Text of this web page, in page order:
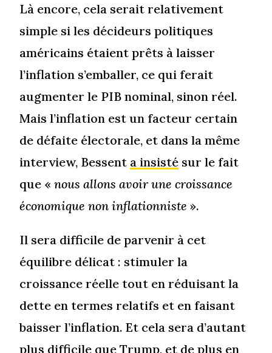
Là encore, cela serait relativement
simple si les décideurs politiques
américains étaient prêts à laisser
l’inflation s’emballer, ce qui ferait
augmenter le PIB nominal, sinon réel.
Mais l’inflation est un facteur certain
de défaite électorale, et dans la même
interview, Bessent a insisté sur le fait
que «nous allons avoir une croissance
économique non inflationniste ».
Il sera difficile de parvenir à cet
équilibre délicat : stimuler la
croissance réelle tout en réduisant la
dette en termes relatifs et en faisant
baisser l’inflation. Et cela sera d’autant
plus difficile que Trump, et de plus en